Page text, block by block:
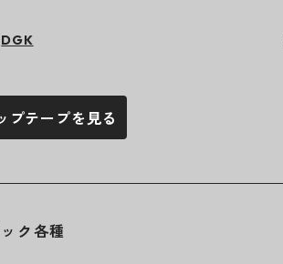
DGK
プテープを見る
ック各種